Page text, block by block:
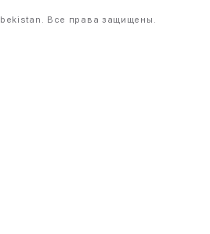
Все права защищены.